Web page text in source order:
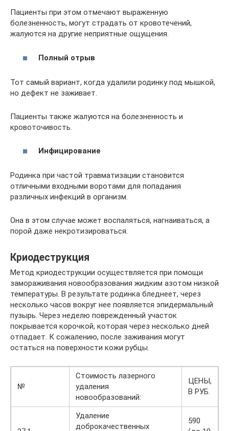
Пациенты при этом отмечают выраженную
болезненность, могут страдать от кровотечений,
жалуются на другие неприятные ощущения.
Полный отрыв
Тот самый вариант, когда удалили родинку под мышкой,
но дефект не заживает.
Пациенты также жалуются на болезненность и
кровоточивость.
Инфицирование
Родинка при частой травматизации становится
отличными входными воротами для попадания
различных инфекций в организм.
Она в этом случае может воспаляться, нагнаиваться, а
порой даже некротизироваться.
Криодеструкция
Метод криодеструкции осуществляется при помощи
замораживания новообразования жидким азотом низкой
температуры. В результате родинка бледнеет, через
несколько часов вокруг нее появляется эпидермальный
пузырь. Через неделю поврежденный участок
покрывается корочкой, которая через несколько дней
отпадает. К сожалению, после заживания могут
остаться на поверхности кожи рубцы.
№
Стоимость лазерного
удаления
новообразований:
ЦЕНЫ,
В РУБ.
Удаление
доброкачественных
590